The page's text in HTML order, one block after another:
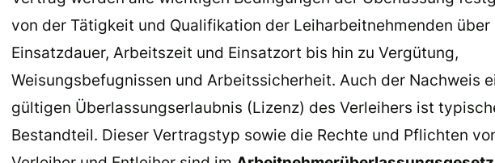
von der Tätigkeit und Qualifikation der Leiharbeitnehmenden über
Einsatzdauer, Arbeitszeit und Einsatzort bis hin zu Vergütung,
Weisungsbefugnissen und Arbeitssicherheit. Auch der Nachweis
gültigen Überlassungserlaubnis (Lizenz) des Verleihers ist
Bestandteil. Dieser Vertragstyp sowie die Rechte und Pflichten